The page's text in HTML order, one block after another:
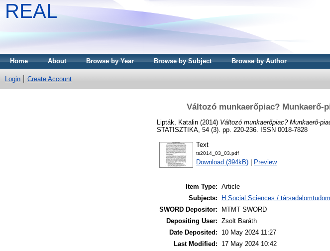
REAL
Home About Browse by Year Browse by Subject Browse by Author
Login Create Account
Változó munkaerőpiac? Munkaerő-
Lipták, Katalin (2014) Változó munkaerőpiac? Munkaerő-
STATISZTIKA, 54 (3). pp. 220-236. ISSN 0018-7828
Text
ts2014_03_03.pdf
Download (394kB) Preview
Item Type: Article
Subjects:
H Social Sciences /
SWORD Depositor:
MTMT SWORD
Depositing User: Zsolt Baráth
Date Deposited:
10 May 2024 11:27
Last Modified:
17 May 2024 10:42